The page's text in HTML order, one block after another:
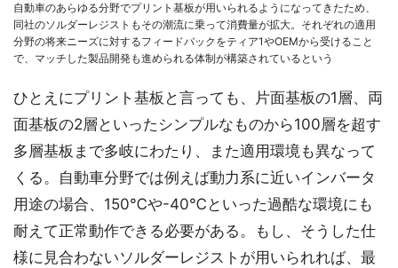
自動車のあらゆる分野でプリント基板が用いられるようになってきたため、
同社のソルダーレジストもその潮流に乗って消費量が拡大。それぞれの適用
分野の将来ニーズに対するフィードバックをティア1やOEMから受けること
で、マッチした製品開発も進められる体制が構築されているという
ひとえにプリント基板と言っても、片面基板の1層、両
面基板の2層といったシンプルなものから100層を超す
多層基板まで多岐にわたり、また適用環境も異なって
くる。自動車分野では例えば動力系に近いインバータ
用途の場合、150℃や-40℃といった過酷な環境にも
耐えて正常動作できる必要がある。もし、そうした仕
様に見合わないソルダーレジストが用いられれば、最